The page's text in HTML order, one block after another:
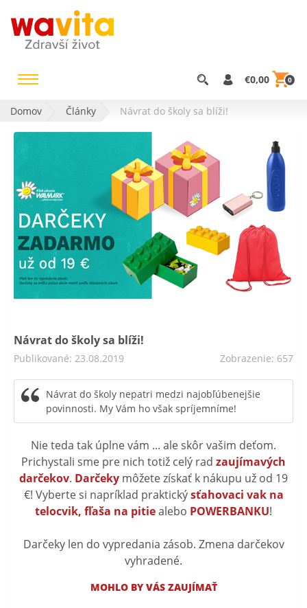
€0,00 0
Domov Články Návrat do školy sa blíži!
Návrat do školy sa blíži!
Publikované: 23.08.2019 Zobrazenie: 657
Návrat do školy nepatri medzi najobľúbenejšie
povinnosti. My Vám ho však spríjemníme!
Nie teda tak úplne vám ... ale skôr vašim deťom.
Prichystali sme pre nich totiž celý rad zaujímavých
darčekov. Darčeky môžete získať k nákupu už od 19
€! Vyberte si napríklad praktickýsťahovaci vak na
telocvik, fľaša na pitiealebo POWERBANKU!
Darčeky len do vypredania zásob. Zmena darčekov
vyhradené.
MOHLO BY VÁS ZAUJÍMAŤ